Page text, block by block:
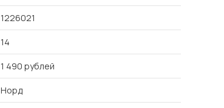
1226021
14
1 490 рублей
Норд